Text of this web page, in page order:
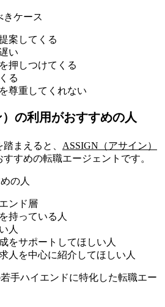
きケース
案してくる
い
押しつけてくる
る
尊重してくれない
の利用がおすすめの人
まえると、 ASSIGN（アサイン）
すめの転職エージェントです。
の人
ンド層
持っている人
人
をサポートしてほしい人
人を中心に紹介してほしい人
手ハイエンドに特化した転職エー